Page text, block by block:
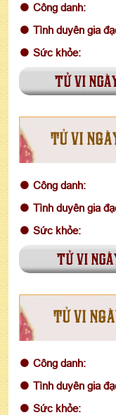
Công danh:
Tình duyên gia
Sức khỏe:
tử vi
TỬ VI
Công danh:
Tình duyên gia
Sức khỏe:
tử vi
TỬ VI
Công danh:
Tình duyên gia
Sức khỏe: